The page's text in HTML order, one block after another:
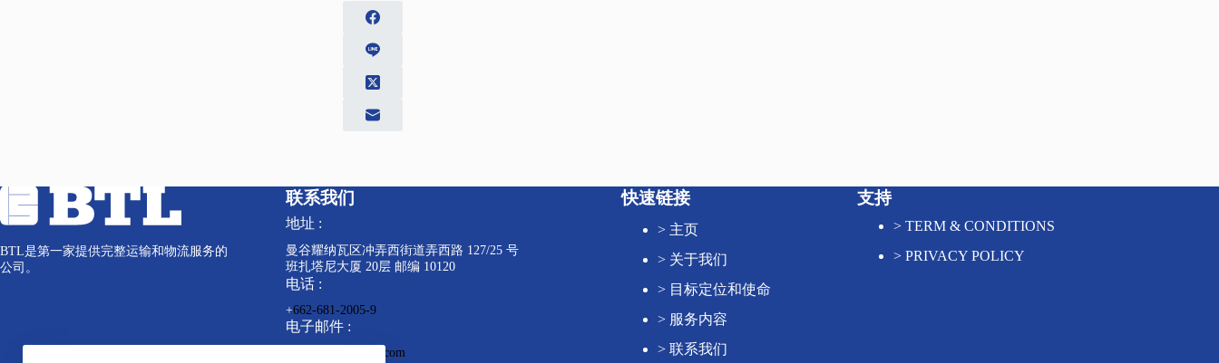
BTL是第一家提供完整运输和物流服务的
公司。
联系我们
地址 :
曼谷耀纳瓦区冲弄西街道弄西路 127/25 号
班扎塔尼大厦 20层 邮编 10120
电话 :
+662-681-2005-9
电子邮件 :
info@bkkterminal.com
快速链接
> 主页
> 关于我们
> 目标定位和使命
> 服务内容
> 联系我们
支持
> TERM & CONDITIONS
> PRIVACY POLICY